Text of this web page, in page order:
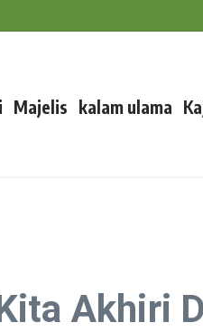
Majelis kalam ulama
Akhiri